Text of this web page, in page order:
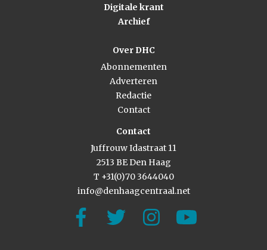
Digitale krant
Archief
Over DHC
Abonnementen
Adverteren
Redactie
Contact
Contact
Juffrouw Idastraat 11
2513 BE Den Haag
T +31(0)70 3644040
info@denhaagcentraal.net